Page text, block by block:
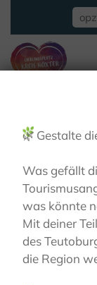
🌿 Gestalte
Was gefällt
was könnte
Mit deiner
des
die Region